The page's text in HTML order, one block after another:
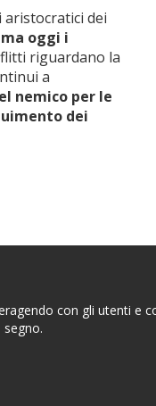
aristocratici dei
oggi i
riguardano la
a
nemico per le
dei
con gli utenti e